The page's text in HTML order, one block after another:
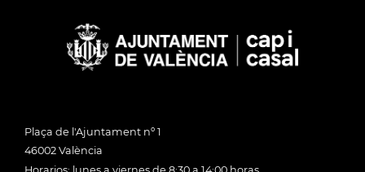
Plaça de l'Ajuntament nº 1
46002 València